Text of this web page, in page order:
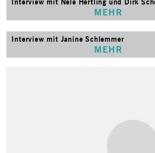
MEHR
Interview mit Janine Schlemmer
MEHR